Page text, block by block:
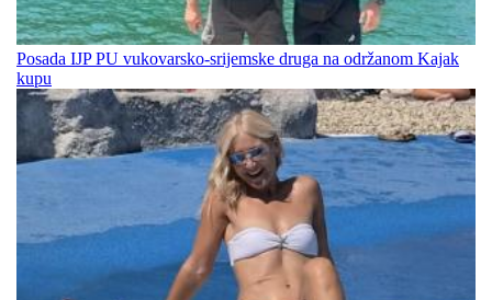
Posada IJP PU vukovarsko-srijemske druga na održanom Kajak
kupu